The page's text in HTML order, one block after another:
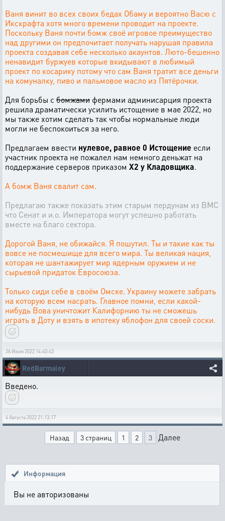
Ваня винит во всех своих бедах Обаму и вероятно Васю с
Икскрафта хотя много времени проводит на проекте.
Поскольку Ваня почти бомж своё игровое преимущество
над другими он предпочитает получать нарушая правила
проекта создавая себе несколько акаунтов. Люто-бешенно
ненавидит буржуев которые вкидывают в любимый
проект по косарику потому что сам Ваня тратит все деньги
на комуналку, пиво и пальмовое масло из Пятёрочки.
Для борьбы с бомжами фермами админисарция проекта
решила драматически усилить истощение в мае 2022, но
мы также хотим сделать так чтобы нормальные люди
могли не беспокоиться за него.
Предлагаем ввести нулевое, равное 0 Истощение если
участник проекта не пожалел нам немного деньжат на
поддержание серверов приказом Х2 у Кладовщика.
А бомж Ваня свалит сам.
Предлагаю также показать этим старым пердунам из ВМС
что Сенат и и.о. Императора могут успешно работать
вместе на благо сектора.
Дорогой Ваня, не обижайся. Я пошутил. Ты и такие как ты
вовсе не посмешище для всего мира. Ты великая нация,
которая не шантажирует мир ядерным оружием и не
сырьевой придаток Евросоюза.
Только сиди себе в своём Омске. Украину можете забрать
на которую всем насрать. Главное помни, если какой-
нибудь Вова уничтожит Калифорнию ты не сможешь
играть в Доту и взять в ипотеку яблофон для своей соски.
26 Июля 2022 14:40:43
RedBarmaley
Введено.
4 Августа 2022 21:13:17
Назад 3 страниц 1 2 3 Далее
Информация
Вы не авторизованы